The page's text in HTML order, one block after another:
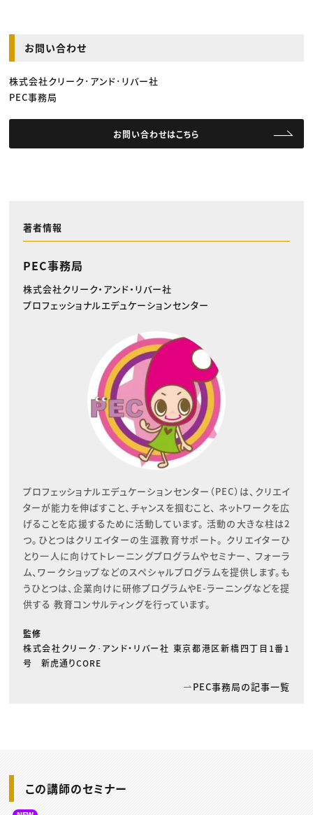
お問い合わせ
株式会社クリーク･アンド･リバー社
PEC事務局
お問い合わせはこちら
著者情報
PEC事務局
株式会社クリーク・アンド・リバー社
プロフェッショナルエデュケーションセンター
プロフェッショナルエデュケーションセンター（PEC）は、クリエイ
ターが能力を伸ばすこと、チャンスを掴むこと、 ネットワークを広
げることを応援するために活動しています。 活動の大きな柱は2
つ。ひとつはクリエイターの生涯教育サポート。 クリエイターひ
とり一人に向けてトレーニングプログラムやセミナー、 フォーラ
ム、ワークショップなどのスペシャルプログラムを提供します。も
うひとつは、企業向けに研修プログラムやE-ラーニングなどを提
供する 教育コンサルティングを行っています。
監修
株式会社クリーク･アンド・リバー社 東京都港区新橋四丁目1番1
号 新虎通りCORE
PEC事務局の記事一覧
この講師のセミナー